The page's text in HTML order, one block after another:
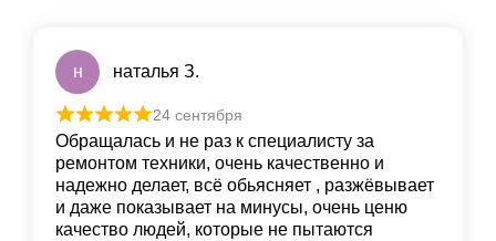
н наталья З.
24 сентября
Обращалась и не раз к специалисту за
ремонтом техники, очень качественно и
надежно делает, всё обьясняет , разжёвывает
и даже показывает на минусы, очень ценю
качество людей, которые не пытаются